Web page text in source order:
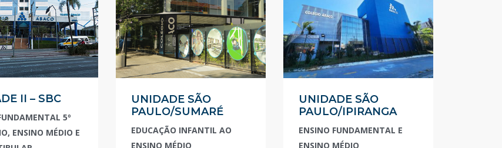
II – SBC
5º
ENSINO MÉDIO E
UNIDADE SÃO
PAULO/SUMARÉ
EDUCAÇÃO INFANTIL AO
ENSINO MÉDIO
UNIDADE SÃO
PAULO/IPIRANGA
ENSINO FUNDAMENTAL E
ENSINO MÉDIO